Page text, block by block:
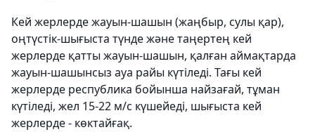
Кей жерлерде жауын-шашын (жаңбыр, сулы қар),
оңтүстік-шығыста түнде және таңертең кей
жерлерде қатты жауын-шашын, қалған аймақтарда
жауын-шашынсыз ауа райы күтіледі. Тағы кей
жерлерде республика бойынша найзағай, тұман
күтіледі, жел 15-22 м/с күшейеді, шығыста кей
жерлерде - көктайғақ.